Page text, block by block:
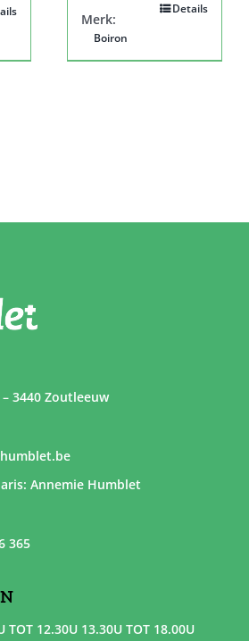
Details
Merk:
Boiron
3440 Zoutleeuw
Annemie Humblet
365
TOT 12.30U 13.30U TOT 18.00U